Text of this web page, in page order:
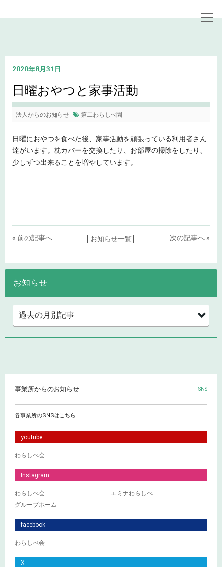
2020年8月31日
日曜おやつと家事活動
法人からのお知らせ 第二わらしべ園
日曜におやつを食べた後、家事活動を頑張っている利用者さん
達がいます。枕カバーを交換したり、お部屋の掃除をしたり、
少しずつ出来ることを増やしています。
« 前の記事へ お知らせ一覧 次の記事へ »
お知らせ
事業所からのお知らせ SNS
各事業所のSNSはこちら
youtube
わらしべ会
Instagram
わらしべ会
エミナわらしべ
グループホーム
facebook
わらしべ会
X